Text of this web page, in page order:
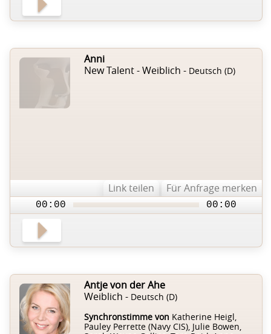
Anni
New Talent - Weiblich - Deutsch (D)
Link teilen Für Anfrage merken
00:00 00:00
Antje von der Ahe
Weiblich - Deutsch (D)
Synchronstimme von Katherine Heigl,
Pauley Perrette (Navy CIS), Julie Bowen,